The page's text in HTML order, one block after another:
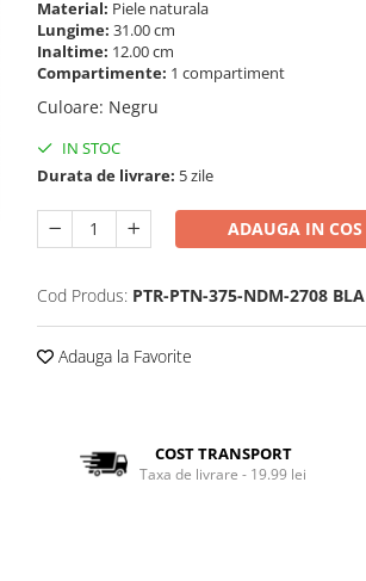
Material: Piele naturala
Lungime: 31.00 cm
Inaltime: 12.00 cm
Compartimente: 1 compartiment
Culoare: Negru
IN STOC
Durata de livrare: 5 zile
ADAUGA IN COS
Cod Produs: PTR-PTN-375-NDM-2708 BLA
Adauga la Favorite
COST TRANSPORT
Taxa de livrare - 19.99 lei